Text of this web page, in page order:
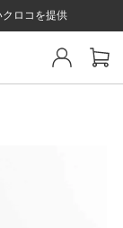
ロコを提供